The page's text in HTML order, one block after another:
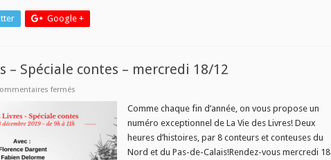
Google +
– Spéciale contes – mercredi 18/12
ferméssur
des
Livres
Spéciale
contes
Comme chaque fin d’année, on vous propose un
numéro exceptionnel de La Vie des Livres! Deux
heures d’histoires, par 8 conteurs et conteuses du
Nord et du Pas-de-Calais!Rendez-vous mercredi 18